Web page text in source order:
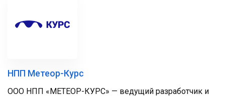
НПП Метеор-Курс
ООО НПП «МЕТЕОР-КУРС» — ведущий разработчик и